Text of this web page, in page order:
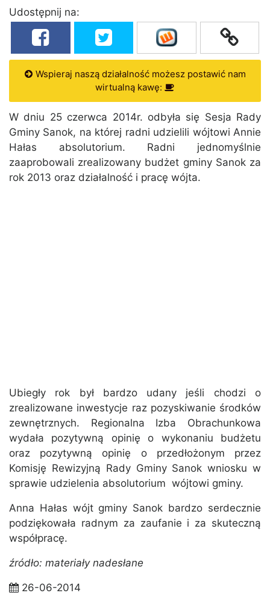
Udostępnij na:
Wspieraj naszą działalność możesz postawić nam
wirtualną kawę:
W dniu 25 czerwca 2014r. odbyła się Sesja Rady
Gminy Sanok, na której radni udzielili wójtowi Annie
Hałas absolutorium. Radni jednomyślnie
zaaprobowali zrealizowany budżet gminy Sanok za
rok 2013 oraz działalność i pracę wójta.
Ubiegły rok był bardzo udany jeśli chodzi o
zrealizowane inwestycje raz pozyskiwanie środków
zewnętrznych. Regionalna Izba Obrachunkowa
wydała pozytywną opinię o wykonaniu budżetu
oraz pozytywną opinię o przedłożonym przez
Komisję Rewizyjną Rady Gminy Sanok wniosku w
sprawie udzielenia absolutorium wójtowi gminy.
Anna Hałas wójt gminy Sanok bardzo serdecznie
podziękowała radnym za zaufanie i za skuteczną
współpracę.
źródło: materiały nadesłane
26-06-2014